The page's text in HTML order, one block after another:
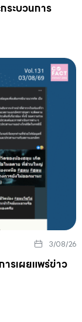
ระบวนการ
3/08/26
รเผยแพร่ข่าว